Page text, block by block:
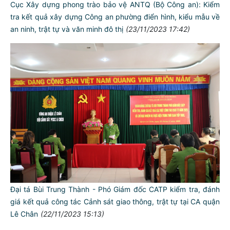
Cục Xây dựng phong trào bảo vệ ANTQ (Bộ Công an): Kiểm
tra kết quả xây dựng Công an phường điển hình, kiểu mẫu về
an ninh, trật tự và văn minh đô thị (23/11/2023 17:42)
Đại tá Bùi Trung Thành - Phó Giám đốc CATP kiểm tra, đánh
giá kết quả công tác Cảnh sát giao thông, trật tự tại CA quận
Lê Chân (22/11/2023 15:13)
TƯ CÁCH
NGƯỜI CÔNG AN CÁCH MỆNH LÀ:
Đối với tự mình, phải
CẦN, KIỆM, LIÊM, CHÍNH
Đối với đồng sự, phải
THÂN ÁI GIÚP ĐỠ
Đối với chính phủ, phải
TUYỆT ĐỐI TRUNG THÀNH